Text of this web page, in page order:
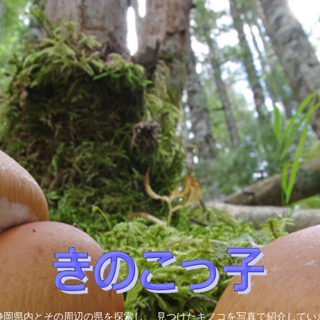
岡県内とその周辺の県を探索し、 見つけたキノコを写真で紹介してい